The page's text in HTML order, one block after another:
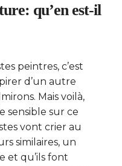
qu’en est-il
peintres, c’est
d’un autre
Mais voilà,
sensible sur ce
vont crier au
similaires, un
et qu’ils font